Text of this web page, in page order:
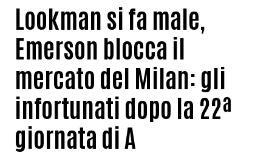
Lookman si fa male,
Emerson blocca il
mercato del Milan: gli
infortunati dopo la 22ª
giornata di A